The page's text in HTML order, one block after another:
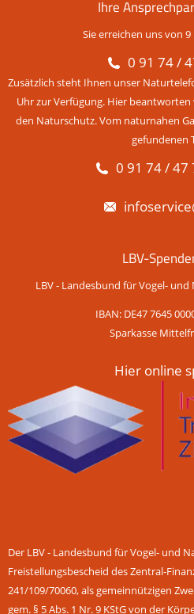
Ihre
Sie erreichen uns von
0 91 74 /
Zusätzlich steht Ihnen unser
Uhr zur Verfügung. Hier
den Naturschutz. Vom naturnahen
gefundenen
0 91 74 / 47
LBV-
LBV - Landesbund für Vogel-
IBAN: DE47 7645
Sparkasse
Hier online
Der LBV - Landesbund für Vogel- und
Freistellungsbescheid des Zentral-
241/109/70060, als gemeinnützigen
gem. § 5 Abs. 1 Nr. 9 KStG von der